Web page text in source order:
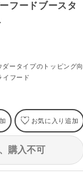
フードブースタ
ータイプのトッピング向
イフード
お気に入り追加
購入不可